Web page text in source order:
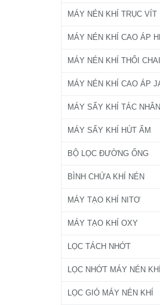
MÁY NÉN KHÍ TRỤC VÍT
MÁY NÉN KHÍ CAO ÁP
MÁY NÉN KHÍ THỔI
MÁY NÉN KHÍ CAO ÁP
MÁY SẤY KHÍ TÁC
MÁY SẤY KHÍ HÚT ẨM
BỘ LỌC ĐƯỜNG ỐNG
BÌNH CHỨA KHÍ NÉN
MÁY TẠO KHÍ NITƠ
MÁY TẠO KHÍ OXY
LỌC TÁCH NHỚT
LỌC NHỚT MÁY NÉN KHÍ
LỌC GIÓ MÁY NÉN KHÍ